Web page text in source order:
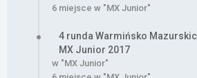
6 miejsce w "MX Junior"
4 runda Warmińsko
MX Junior 2017
w "MX Junior"